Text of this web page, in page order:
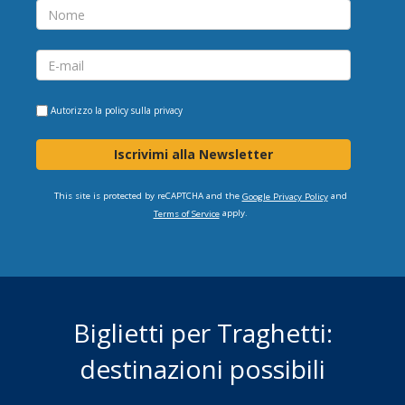
Autorizzo la policy sulla privacy
Iscrivimi alla Newsletter
This site is protected by reCAPTCHA and the Google Privacy Policyand
Terms of Serviceapply.
Biglietti per Traghetti:
destinazioni possibili